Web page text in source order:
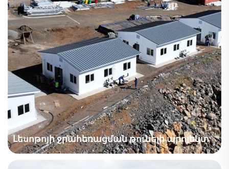
3500; 2. Դռան բարձրացված դիզայն՝ լուսավոր...
Լեսոթոյի ջրահեռացման թունելի պրոյեկտ
Երկիր՝ Լեսոթո, Պրոյեկտի ճյուղ՝ Կառուցապատման,